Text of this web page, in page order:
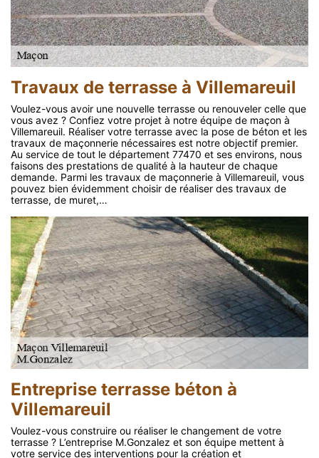
Travaux de terrasse à Villemareuil
Voulez-vous avoir une nouvelle terrasse ou renouveler celle que
vous avez ? Confiez votre projet à notre équipe de maçon à
Villemareuil. Réaliser votre terrasse avec la pose de béton et les
travaux de maçonnerie nécessaires est notre objectif premier.
Au service de tout le département 77470 et ses environs, nous
faisons des prestations de qualité à la hauteur de chaque
demande. Parmi les travaux de maçonnerie à Villemareuil, vous
pouvez bien évidemment choisir de réaliser des travaux de
terrasse, de muret,…
Entreprise terrasse béton à
Villemareuil
Voulez-vous construire ou réaliser le changement de votre
terrasse ? L’entreprise M.Gonzalez et son équipe mettent à
votre service des interventions pour la création et